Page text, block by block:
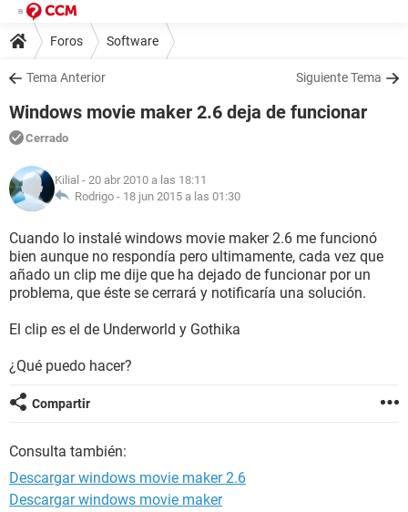
Foros Software
Tema Anterior Siguiente Tema
Windows movie maker 2.6 deja de funcionar
Cerrado
Kilial - 20 abr 2010 a las 18:11
Rodrigo - 18 jun 2015 a las 01:30
Cuando lo instalé windows movie maker 2.6 me funcionó
bien aunque no respondía pero ultimamente, cada vez que
añado un clip me dije que ha dejado de funcionar por un
problema, que éste se cerrará y notificaría una solución.
El clip es el de Underworld y Gothika
¿Qué puedo hacer?
Compartir
Consulta también:
Descargar windows movie maker 2.6
Descargar windows movie maker